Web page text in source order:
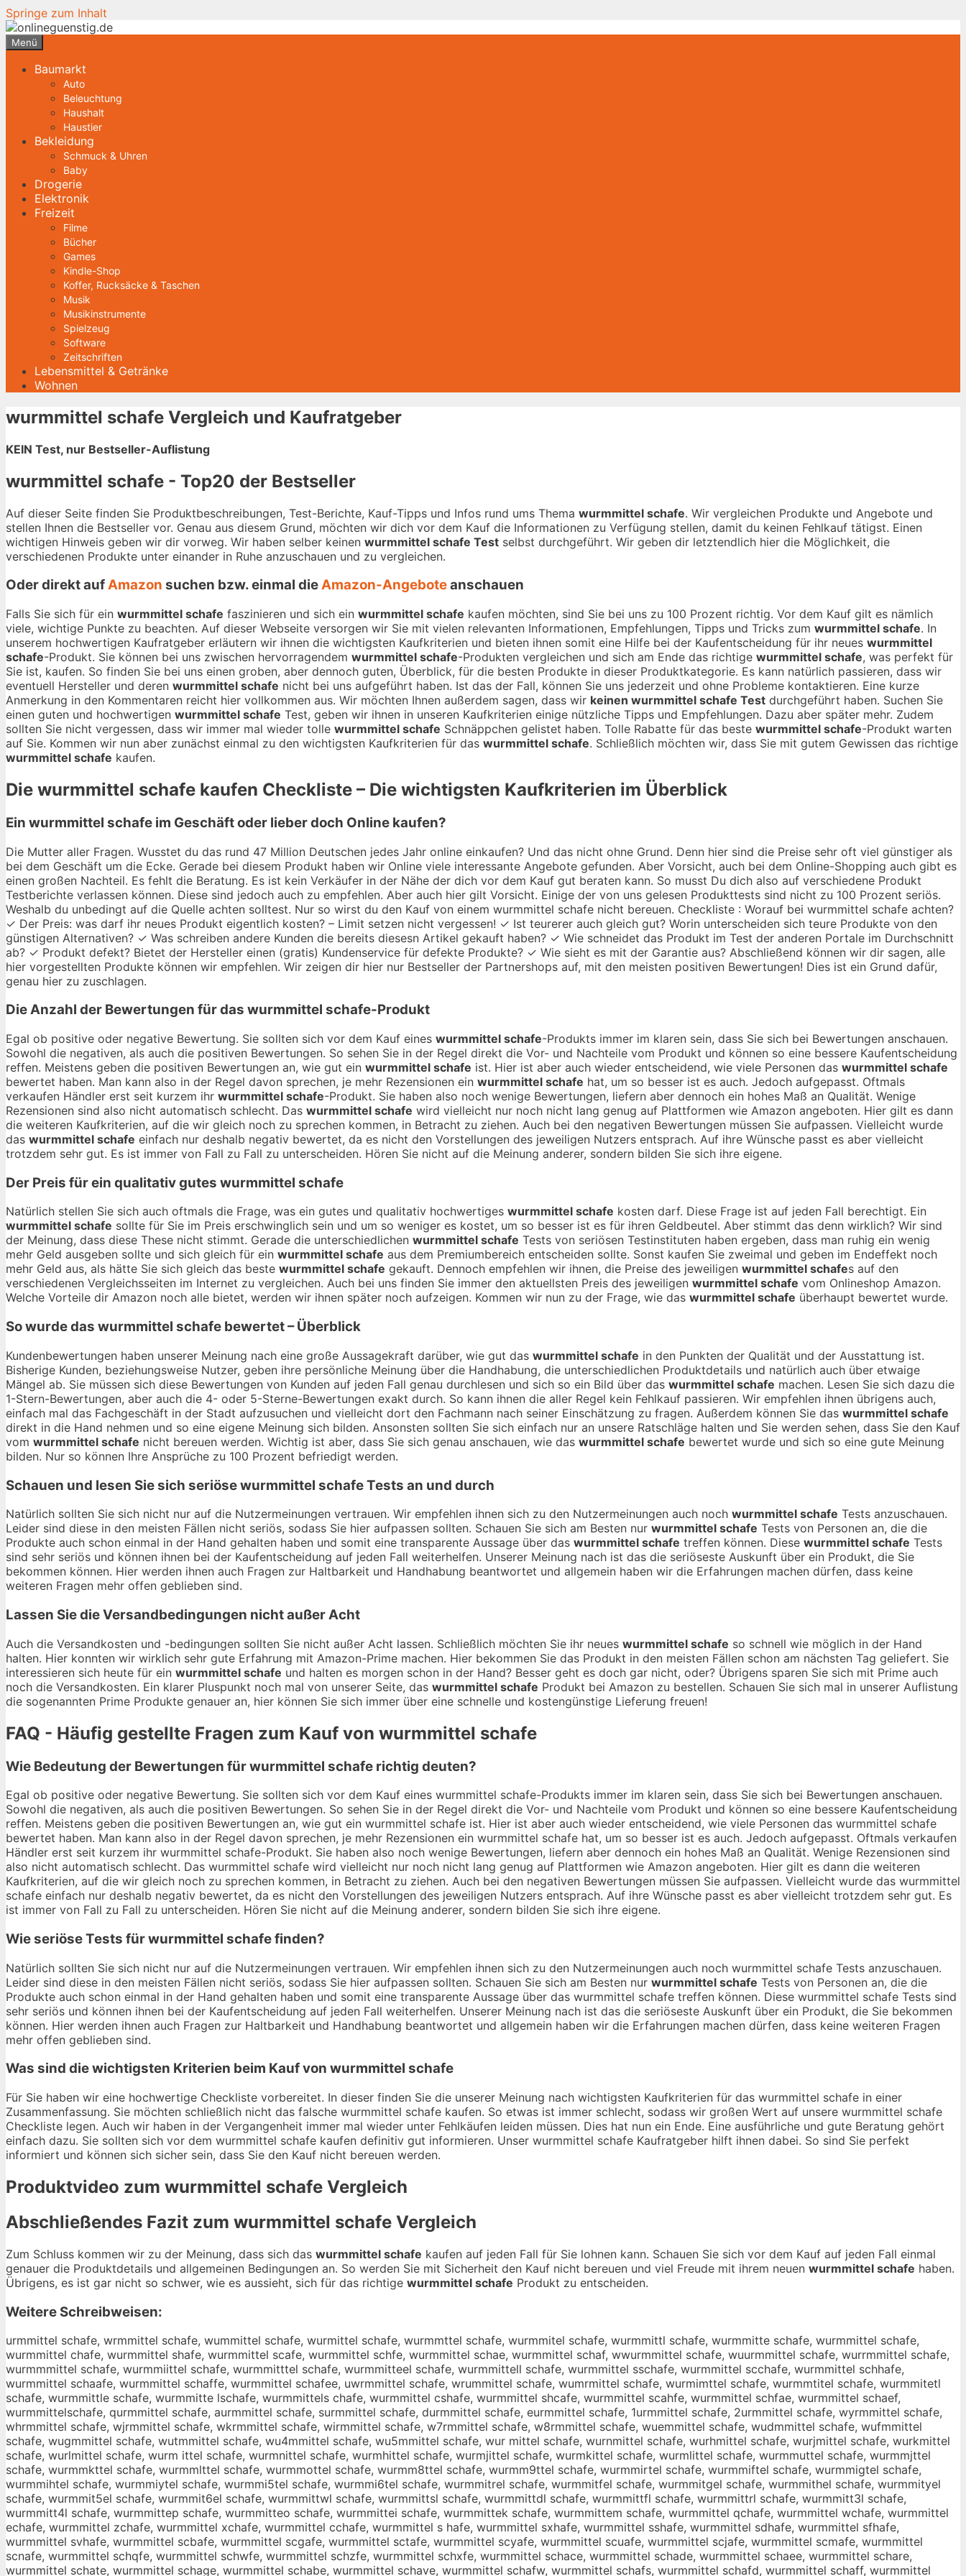
Springe zum Inhalt
Menü
Baumarkt
Auto
Beleuchtung
Haushalt
Haustier
Bekleidung
Schmuck & Uhren
Baby
Drogerie
Elektronik
Freizeit
Filme
Bücher
Games
Kindle-Shop
Koffer, Rucksäcke & Taschen
Musik
Musikinstrumente
Spielzeug
Software
Zeitschriften
Lebensmittel & Getränke
Wohnen
wurmmittel schafe Vergleich und Kaufratgeber
KEIN Test, nur Bestseller-Auflistung
wurmmittel schafe - Top20 der Bestseller
Auf dieser Seite finden Sie Produktbeschreibungen, Test-Berichte, Kauf-Tipps und Infos rund ums Thema wurmmittel schafe. Wir vergleichen Produkte und Angebote und
stellen Ihnen die Bestseller vor. Genau aus diesem Grund, möchten wir dich vor dem Kauf die Informationen zu Verfügung stellen, damit du keinen Fehlkauf tätigst. Einen
wichtigen Hinweis geben wir dir vorweg. Wir haben selber keinen wurmmittel schafe Test selbst durchgeführt. Wir geben dir letztendlich hier die Möglichkeit, die
verschiedenen Produkte unter einander in Ruhe anzuschauen und zu vergleichen.
Oder direkt aufAmazon suchen bzw. einmal dieAmazon-Angeboteanschauen
Falls Sie sich für ein wurmmittel schafe faszinieren und sich ein wurmmittel schafe kaufen möchten, sind Sie bei uns zu 100 Prozent richtig. Vor dem Kauf gilt es nämlich
viele, wichtige Punkte zu beachten. Auf dieser Webseite versorgen wir Sie mit vielen relevanten Informationen, Empfehlungen, Tipps und Tricks zum wurmmittel schafe. In
unserem hochwertigen Kaufratgeber erläutern wir ihnen die wichtigsten Kaufkriterien und bieten ihnen somit eine Hilfe bei der Kaufentscheidung für ihr neues wurmmittel
schafe-Produkt. Sie können bei uns zwischen hervorragendem wurmmittel schafe-Produkten vergleichen und sich am Ende das richtige wurmmittel schafe, was perfekt für
Sie ist, kaufen. So finden Sie bei uns einen groben, aber dennoch guten, Überblick, für die besten Produkte in dieser Produktkategorie. Es kann natürlich passieren, dass wir
eventuell Hersteller und deren wurmmittel schafe nicht bei uns aufgeführt haben. Ist das der Fall, können Sie uns jederzeit und ohne Probleme kontaktieren. Eine kurze
Anmerkung in den Kommentaren reicht hier vollkommen aus. Wir möchten Ihnen außerdem sagen, dass wir keinen wurmmittel schafe Test durchgeführt haben. Suchen Sie
einen guten und hochwertigen wurmmittel schafe Test, geben wir ihnen in unseren Kaufkriterien einige nützliche Tipps und Empfehlungen. Dazu aber später mehr. Zudem
sollten Sie nicht vergessen, dass wir immer mal wieder tolle wurmmittel schafe Schnäppchen gelistet haben. Tolle Rabatte für das beste wurmmittel schafe-Produkt warten
auf Sie. Kommen wir nun aber zunächst einmal zu den wichtigsten Kaufkriterien für das wurmmittel schafe. Schließlich möchten wir, dass Sie mit gutem Gewissen das richtige
wurmmittel schafe kaufen.
Die wurmmittel schafe kaufen Checkliste – Die wichtigsten Kaufkriterien im Überblick
Ein wurmmittel schafe im Geschäft oder lieber doch Online kaufen?
Die Mutter aller Fragen. Wusstet du das rund 47 Million Deutschen jedes Jahr online einkaufen? Und das nicht ohne Grund. Denn hier sind die Preise sehr oft viel günstiger als
bei dem Geschäft um die Ecke. Gerade bei diesem Produkt haben wir Online viele interessante Angebote gefunden. Aber Vorsicht, auch bei dem Online-Shopping auch gibt es
einen großen Nachteil. Es fehlt die Beratung. Es ist kein Verkäufer in der Nähe der dich vor dem Kauf gut beraten kann. So musst Du dich also auf verschiedene Produkt
Testberichte verlassen können. Diese sind jedoch auch zu empfehlen. Aber auch hier gilt Vorsicht. Einige der von uns gelesen Produkttests sind nicht zu 100 Prozent seriös.
Weshalb du unbedingt auf die Quelle achten solltest. Nur so wirst du den Kauf von einem wurmmittel schafe nicht bereuen. Checkliste : Worauf bei wurmmittel schafe achten?
✓ Der Preis: was darf ihr neues Produkt eigentlich kosten? – Limit setzen nicht vergessen! ✓ Ist teurerer auch gleich gut? Worin unterscheiden sich teure Produkte von den
günstigen Alternativen? ✓ Was schreiben andere Kunden die bereits diesesn Artikel gekauft haben? ✓ Wie schneidet das Produkt im Test der anderen Portale im Durchschnitt
ab? ✓ Produkt defekt? Bietet der Hersteller einen (gratis) Kundenservice für defekte Produkte? ✓ Wie sieht es mit der Garantie aus? Abschließend können wir dir sagen, alle
hier vorgestellten Produkte können wir empfehlen. Wir zeigen dir hier nur Bestseller der Partnershops auf, mit den meisten positiven Bewertungen! Dies ist ein Grund dafür,
genau hier zu zuschlagen.
Die Anzahl der Bewertungen für das wurmmittel schafe-Produkt
Egal ob positive oder negative Bewertung. Sie sollten sich vor dem Kauf eines wurmmittel schafe-Produkts immer im klaren sein, dass Sie sich bei Bewertungen anschauen.
Sowohl die negativen, als auch die positiven Bewertungen. So sehen Sie in der Regel direkt die Vor- und Nachteile vom Produkt und können so eine bessere Kaufentscheidung
reffen. Meistens geben die positiven Bewertungen an, wie gut ein wurmmittel schafe ist. Hier ist aber auch wieder entscheidend, wie viele Personen das wurmmittel schafe
bewertet haben. Man kann also in der Regel davon sprechen, je mehr Rezensionen ein wurmmittel schafe hat, um so besser ist es auch. Jedoch aufgepasst. Oftmals
verkaufen Händler erst seit kurzem ihr wurmmittel schafe-Produkt. Sie haben also noch wenige Bewertungen, liefern aber dennoch ein hohes Maß an Qualität. Wenige
Rezensionen sind also nicht automatisch schlecht. Das wurmmittel schafe wird vielleicht nur noch nicht lang genug auf Plattformen wie Amazon angeboten. Hier gilt es dann
die weiteren Kaufkriterien, auf die wir gleich noch zu sprechen kommen, in Betracht zu ziehen. Auch bei den negativen Bewertungen müssen Sie aufpassen. Vielleicht wurde
das wurmmittel schafe einfach nur deshalb negativ bewertet, da es nicht den Vorstellungen des jeweiligen Nutzers entsprach. Auf ihre Wünsche passt es aber vielleicht
trotzdem sehr gut. Es ist immer von Fall zu Fall zu unterscheiden. Hören Sie nicht auf die Meinung anderer, sondern bilden Sie sich ihre eigene.
Der Preis für ein qualitativ gutes wurmmittel schafe
Natürlich stellen Sie sich auch oftmals die Frage, was ein gutes und qualitativ hochwertiges wurmmittel schafe kosten darf. Diese Frage ist auf jeden Fall berechtigt. Ein
wurmmittel schafe sollte für Sie im Preis erschwinglich sein und um so weniger es kostet, um so besser ist es für ihren Geldbeutel. Aber stimmt das denn wirklich? Wir sind
der Meinung, dass diese These nicht stimmt. Gerade die unterschiedlichen wurmmittel schafe Tests von seriösen Testinstituten haben ergeben, dass man ruhig ein wenig
mehr Geld ausgeben sollte und sich gleich für ein wurmmittel schafe aus dem Premiumbereich entscheiden sollte. Sonst kaufen Sie zweimal und geben im Endeffekt noch
mehr Geld aus, als hätte Sie sich gleich das beste wurmmittel schafe gekauft. Dennoch empfehlen wir ihnen, die Preise des jeweiligen wurmmittel schafes auf den
verschiedenen Vergleichsseiten im Internet zu vergleichen. Auch bei uns finden Sie immer den aktuellsten Preis des jeweiligen wurmmittel schafe vom Onlineshop Amazon.
Welche Vorteile dir Amazon noch alle bietet, werden wir ihnen später noch aufzeigen. Kommen wir nun zu der Frage, wie das wurmmittel schafe überhaupt bewertet wurde.
So wurde das wurmmittel schafe bewertet – Überblick
Kundenbewertungen haben unserer Meinung nach eine große Aussagekraft darüber, wie gut das wurmmittel schafe in den Punkten der Qualität und der Ausstattung ist.
Bisherige Kunden, beziehungsweise Nutzer, geben ihre persönliche Meinung über die Handhabung, die unterschiedlichen Produktdetails und natürlich auch über etwaige
Mängel ab. Sie müssen sich diese Bewertungen von Kunden auf jeden Fall genau durchlesen und sich so ein Bild über das wurmmittel schafe machen. Lesen Sie sich dazu die
1-Stern-Bewertungen, aber auch die 4- oder 5-Sterne-Bewertungen exakt durch. So kann ihnen die aller Regel kein Fehlkauf passieren. Wir empfehlen ihnen übrigens auch,
einfach mal das Fachgeschäft in der Stadt aufzusuchen und vielleicht dort den Fachmann nach seiner Einschätzung zu fragen. Außerdem können Sie das wurmmittel schafe
direkt in die Hand nehmen und so eine eigene Meinung sich bilden. Ansonsten sollten Sie sich einfach nur an unsere Ratschläge halten und Sie werden sehen, dass Sie den Kauf
vom wurmmittel schafe nicht bereuen werden. Wichtig ist aber, dass Sie sich genau anschauen, wie das wurmmittel schafe bewertet wurde und sich so eine gute Meinung
bilden. Nur so können Ihre Ansprüche zu 100 Prozent befriedigt werden.
Schauen und lesen Sie sich seriösewurmmittel schafeTests an und durch
Natürlich sollten Sie sich nicht nur auf die Nutzermeinungen vertrauen. Wir empfehlen ihnen sich zu den Nutzermeinungen auch noch wurmmittel schafe Tests anzuschauen.
Leider sind diese in den meisten Fällen nicht seriös, sodass Sie hier aufpassen sollten. Schauen Sie sich am Besten nur wurmmittel schafe Tests von Personen an, die die
Produkte auch schon einmal in der Hand gehalten haben und somit eine transparente Aussage über das wurmmittel schafe treffen können. Diese wurmmittel schafe Tests
sind sehr seriös und können ihnen bei der Kaufentscheidung auf jeden Fall weiterhelfen. Unserer Meinung nach ist das die seriöseste Auskunft über ein Produkt, die Sie
bekommen können. Hier werden ihnen auch Fragen zur Haltbarkeit und Handhabung beantwortet und allgemein haben wir die Erfahrungen machen dürfen, dass keine
weiteren Fragen mehr offen geblieben sind.
Lassen Sie die Versandbedingungen nicht außer Acht
Auch die Versandkosten und -bedingungen sollten Sie nicht außer Acht lassen. Schließlich möchten Sie ihr neues wurmmittel schafe so schnell wie möglich in der Hand
halten. Hier konnten wir wirklich sehr gute Erfahrung mit Amazon-Prime machen. Hier bekommen Sie das Produkt in den meisten Fällen schon am nächsten Tag geliefert. Sie
interessieren sich heute für ein wurmmittel schafe und halten es morgen schon in der Hand? Besser geht es doch gar nicht, oder? Übrigens sparen Sie sich mit Prime auch
noch die Versandkosten. Ein klarer Pluspunkt noch mal von unserer Seite, das wurmmittel schafe Produkt bei Amazon zu bestellen. Schauen Sie sich mal in unserer Auflistung
die sogenannten Prime Produkte genauer an, hier können Sie sich immer über eine schnelle und kostengünstige Lieferung freuen!
FAQ - Häufig gestellte Fragen zum Kauf von wurmmittel schafe
Wie Bedeutung der Bewertungen für wurmmittel schafe richtig deuten?
Egal ob positive oder negative Bewertung. Sie sollten sich vor dem Kauf eines wurmmittel schafe-Produkts immer im klaren sein, dass Sie sich bei Bewertungen anschauen.
Sowohl die negativen, als auch die positiven Bewertungen. So sehen Sie in der Regel direkt die Vor- und Nachteile vom Produkt und können so eine bessere Kaufentscheidung
reffen. Meistens geben die positiven Bewertungen an, wie gut ein wurmmittel schafe ist. Hier ist aber auch wieder entscheidend, wie viele Personen das wurmmittel schafe
bewertet haben. Man kann also in der Regel davon sprechen, je mehr Rezensionen ein wurmmittel schafe hat, um so besser ist es auch. Jedoch aufgepasst. Oftmals verkaufen
Händler erst seit kurzem ihr wurmmittel schafe-Produkt. Sie haben also noch wenige Bewertungen, liefern aber dennoch ein hohes Maß an Qualität. Wenige Rezensionen sind
also nicht automatisch schlecht. Das wurmmittel schafe wird vielleicht nur noch nicht lang genug auf Plattformen wie Amazon angeboten. Hier gilt es dann die weiteren
Kaufkriterien, auf die wir gleich noch zu sprechen kommen, in Betracht zu ziehen. Auch bei den negativen Bewertungen müssen Sie aufpassen. Vielleicht wurde das wurmmittel
schafe einfach nur deshalb negativ bewertet, da es nicht den Vorstellungen des jeweiligen Nutzers entsprach. Auf ihre Wünsche passt es aber vielleicht trotzdem sehr gut. Es
ist immer von Fall zu Fall zu unterscheiden. Hören Sie nicht auf die Meinung anderer, sondern bilden Sie sich ihre eigene.
Wie seriöse Tests für wurmmittel schafe finden?
Natürlich sollten Sie sich nicht nur auf die Nutzermeinungen vertrauen. Wir empfehlen ihnen sich zu den Nutzermeinungen auch noch wurmmittel schafe Tests anzuschauen.
Leider sind diese in den meisten Fällen nicht seriös, sodass Sie hier aufpassen sollten. Schauen Sie sich am Besten nur wurmmittel schafe Tests von Personen an, die die
Produkte auch schon einmal in der Hand gehalten haben und somit eine transparente Aussage über das wurmmittel schafe treffen können. Diese wurmmittel schafe Tests sind
sehr seriös und können ihnen bei der Kaufentscheidung auf jeden Fall weiterhelfen. Unserer Meinung nach ist das die seriöseste Auskunft über ein Produkt, die Sie bekommen
können. Hier werden ihnen auch Fragen zur Haltbarkeit und Handhabung beantwortet und allgemein haben wir die Erfahrungen machen dürfen, dass keine weiteren Fragen
mehr offen geblieben sind.
Was sind die wichtigsten Kriterien beim Kauf von wurmmittel schafe
Für Sie haben wir eine hochwertige Checkliste vorbereitet. In dieser finden Sie die unserer Meinung nach wichtigsten Kaufkriterien für das wurmmittel schafe in einer
Zusammenfassung. Sie möchten schließlich nicht das falsche wurmmittel schafe kaufen. So etwas ist immer schlecht, sodass wir großen Wert auf unsere wurmmittel schafe
Checkliste legen. Auch wir haben in der Vergangenheit immer mal wieder unter Fehlkäufen leiden müssen. Dies hat nun ein Ende. Eine ausführliche und gute Beratung gehört
einfach dazu. Sie sollten sich vor dem wurmmittel schafe kaufen definitiv gut informieren. Unser wurmmittel schafe Kaufratgeber hilft ihnen dabei. So sind Sie perfekt
informiert und können sich sicher sein, dass Sie den Kauf nicht bereuen werden.
Produktvideo zum wurmmittel schafe Vergleich
Abschließendes Fazit zum wurmmittel schafe Vergleich
Zum Schluss kommen wir zu der Meinung, dass sich das wurmmittel schafe kaufen auf jeden Fall für Sie lohnen kann. Schauen Sie sich vor dem Kauf auf jeden Fall einmal
genauer die Produktdetails und allgemeinen Bedingungen an. So werden Sie mit Sicherheit den Kauf nicht bereuen und viel Freude mit ihrem neuen wurmmittel schafe haben.
Übrigens, es ist gar nicht so schwer, wie es aussieht, sich für das richtige wurmmittel schafe Produkt zu entscheiden.
Weitere Schreibweisen:
urmmittel schafe, wrmmittel schafe, wummittel schafe, wurmittel schafe, wurmmttel schafe, wurmmitel schafe, wurmmittl schafe, wurmmitte schafe, wurmmittel schafe,
wurmmittel chafe, wurmmittel shafe, wurmmittel scafe, wurmmittel schfe, wurmmittel schae, wurmmittel schaf, wwurmmittel schafe, wuurmmittel schafe, wurrmmittel schafe,
wurmmmittel schafe, wurmmiittel schafe, wurmmitttel schafe, wurmmitteel schafe, wurmmittell schafe, wurmmittel sschafe, wurmmittel scchafe, wurmmittel schhafe,
wurmmittel schaafe, wurmmittel schaffe, wurmmittel schafee, uwrmmittel schafe, wrummittel schafe, wumrmittel schafe, wurmimttel schafe, wurmmtitel schafe, wurmmitetl
schafe, wurmmittle schafe, wurmmitte lschafe, wurmmittels chafe, wurmmittel cshafe, wurmmittel shcafe, wurmmittel scahfe, wurmmittel schfae, wurmmittel schaef,
wurmmittelschafe, qurmmittel schafe, aurmmittel schafe, surmmittel schafe, durmmittel schafe, eurmmittel schafe, 1urmmittel schafe, 2urmmittel schafe, wyrmmittel schafe,
whrmmittel schafe, wjrmmittel schafe, wkrmmittel schafe, wirmmittel schafe, w7rmmittel schafe, w8rmmittel schafe, wuemmittel schafe, wudmmittel schafe, wufmmittel
schafe, wugmmittel schafe, wutmmittel schafe, wu4mmittel schafe, wu5mmittel schafe, wur mittel schafe, wurnmittel schafe, wurhmittel schafe, wurjmittel schafe, wurkmittel
schafe, wurlmittel schafe, wurm ittel schafe, wurmnittel schafe, wurmhittel schafe, wurmjittel schafe, wurmkittel schafe, wurmlittel schafe, wurmmuttel schafe, wurmmjttel
schafe, wurmmkttel schafe, wurmmlttel schafe, wurmmottel schafe, wurmm8ttel schafe, wurmm9ttel schafe, wurmmirtel schafe, wurmmiftel schafe, wurmmigtel schafe,
wurmmihtel schafe, wurmmiytel schafe, wurmmi5tel schafe, wurmmi6tel schafe, wurmmitrel schafe, wurmmitfel schafe, wurmmitgel schafe, wurmmithel schafe, wurmmityel
schafe, wurmmit5el schafe, wurmmit6el schafe, wurmmittwl schafe, wurmmittsl schafe, wurmmittdl schafe, wurmmittfl schafe, wurmmittrl schafe, wurmmitt3l schafe,
wurmmitt4l schafe, wurmmittep schafe, wurmmitteo schafe, wurmmittei schafe, wurmmittek schafe, wurmmittem schafe, wurmmittel qchafe, wurmmittel wchafe, wurmmittel
echafe, wurmmittel zchafe, wurmmittel xchafe, wurmmittel cchafe, wurmmittel s hafe, wurmmittel sxhafe, wurmmittel sshafe, wurmmittel sdhafe, wurmmittel sfhafe,
wurmmittel svhafe, wurmmittel scbafe, wurmmittel scgafe, wurmmittel sctafe, wurmmittel scyafe, wurmmittel scuafe, wurmmittel scjafe, wurmmittel scmafe, wurmmittel
scnafe, wurmmittel schqfe, wurmmittel schwfe, wurmmittel schzfe, wurmmittel schxfe, wurmmittel schace, wurmmittel schade, wurmmittel schaee, wurmmittel schare,
wurmmittel schate, wurmmittel schage, wurmmittel schabe, wurmmittel schave, wurmmittel schafw, wurmmittel schafs, wurmmittel schafd, wurmmittel schaff, wurmmittel